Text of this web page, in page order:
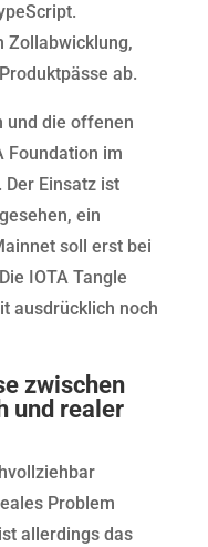
Zollabwicklung,
ab.
und die offenen
Foundation im
Der Einsatz ist
ein
soll erst bei
IOTA Tangle
ausdrücklich noch
zwischen
und realer
Problem
allerdings das